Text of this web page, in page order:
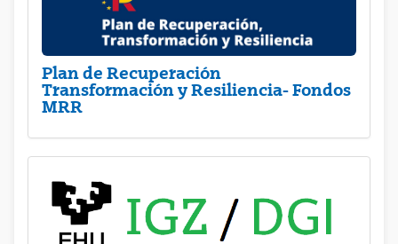
Plan de Recuperación
Transformación y Resiliencia- Fondos
MRR